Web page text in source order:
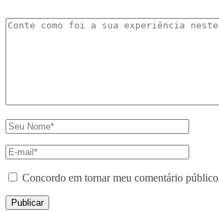
Concordo em tornar meu comentário público